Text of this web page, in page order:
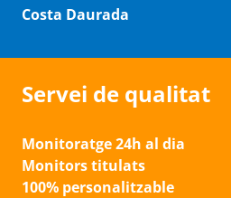
Costa Daurada
Servei de qualitat
Monitoratge 24h al dia
Monitors titulats
100% personalitzable